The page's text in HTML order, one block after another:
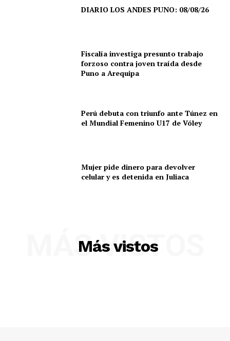
SUSCRIBETE
DIARIO LOS ANDES PUNO: 08/08/26
Fiscalía investiga presunto trabajo
forzoso contra joven traída desde
Puno a Arequipa
Perú debuta con triunfo ante Túnez en
el Mundial Femenino U17 de Vóley
Mujer pide dinero para devolver
celular y es detenida en Juliaca
Más vistos
MÁS VISTOS